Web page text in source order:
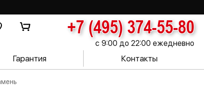
+7 (495) 374-55-80
с 9:00 до 22:00 ежедневно
Гарантия Контакты